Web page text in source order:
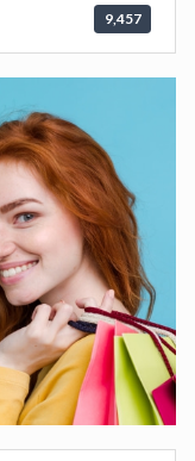
9,457